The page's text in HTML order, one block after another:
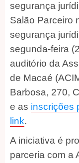
segurança
Salão Parceiro
segurança
segunda-feira
auditório da
de Macaé
Barbosa, 270,
e as inscrições
link.
A iniciativa é
parceria com a